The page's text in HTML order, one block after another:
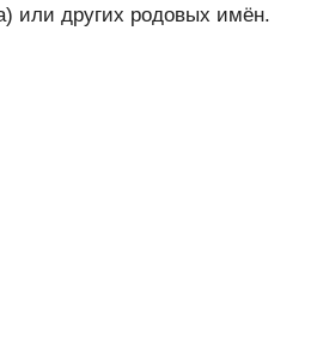
или других родовых имён.